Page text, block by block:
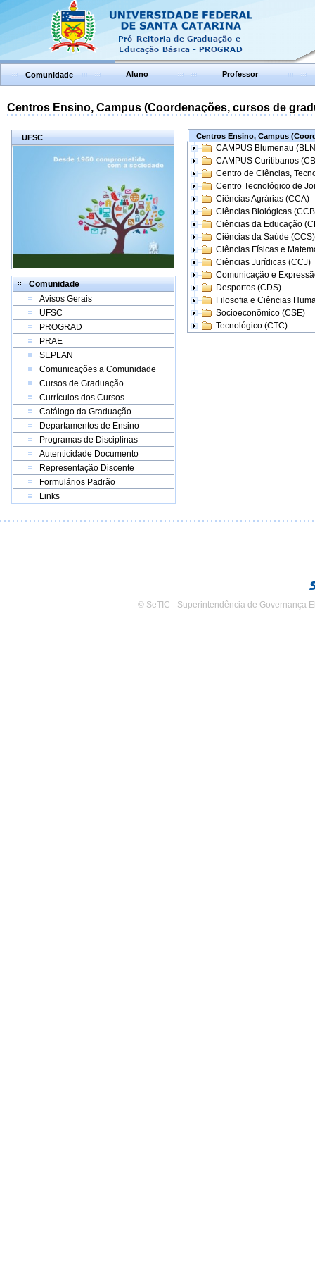
Comunidade Aluno Professor
Centros Ensino, Campus (Coordenações, cursos de
UFSC
Comunidade
Avisos Gerais
UFSC
PROGRAD
PRAE
SEPLAN
Comunicações a Comunidade
Cursos de Graduação
Currículos dos Cursos
Catálogo da Graduação
Departamentos de Ensino
Programas de Disciplinas
Autenticidade Documento
Representação Discente
Formulários Padrão
Links
Centros Ensino, Campus
CAMPUS Blumenau
CAMPUS Curitibanos
Centro de Ciências,
Centro Tecnológico de
Ciências Agrárias (CCA)
Ciências Biológicas
Ciências da Educação
Ciências da Saúde (CCS)
Ciências Físicas e
Ciências Jurídicas (CCJ)
Comunicação e
Desportos (CDS)
Filosofia e Ciências
Socioeconômico (CSE)
Tecnológico (CTC)
© SeTIC - Superintendência de Governança